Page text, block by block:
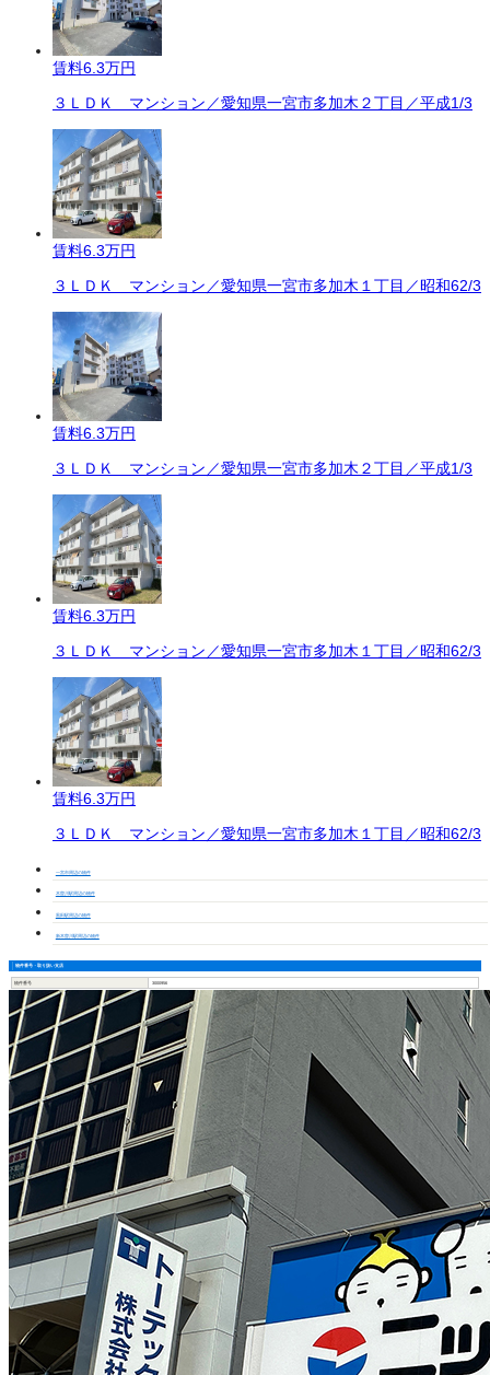
賃料6.3万円
３ＬＤＫ マンション／愛知県一宮市多加木２丁目／平成1/3
賃料6.3万円
３ＬＤＫ マンション／愛知県一宮市多加木１丁目／昭和62/3
賃料6.3万円
３ＬＤＫ マンション／愛知県一宮市多加木２丁目／平成1/3
賃料6.3万円
３ＬＤＫ マンション／愛知県一宮市多加木１丁目／昭和62/3
賃料6.3万円
３ＬＤＫ マンション／愛知県一宮市多加木１丁目／昭和62/3
一宮市周辺の物件
木曽川駅周辺の物件
黒田駅周辺の物件
新木曽川駅周辺の物件
物件番号・取り扱い支店
物件番号 3000956